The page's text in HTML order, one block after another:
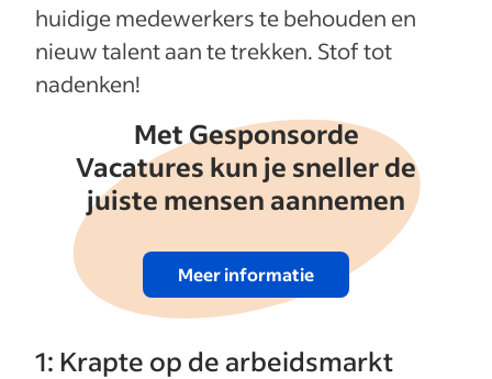
huidige medewerkers te behouden en
nieuw talent aan te trekken. Stof tot
nadenken!
Met Gesponsorde
Vacatures kun je sneller de
juiste mensen aannemen
Meer informatie
1: Krapte op de arbeidsmarkt